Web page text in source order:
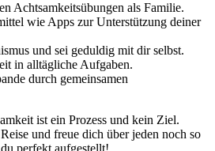
Achtsamkeitsübungen als Familie.
wie Apps zur Unterstützung deiner
und sei geduldig mit dir selbst.
in alltägliche Aufgaben.
durch gemeinsamen
ist ein Prozess und kein Ziel.
und freue dich über jeden noch so